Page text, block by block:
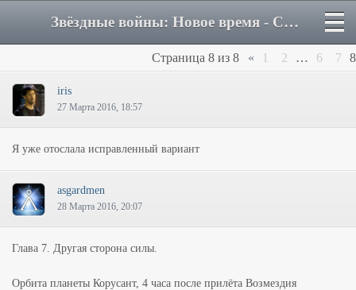
Звёздные войны: Новое время - Страница 8 - Форум
Страница 8 из 8 « 1 2 … 6 7 8
iris
27 Марта 2016, 18:57
Я уже отослала исправленный вариант
asgardmen
28 Марта 2016, 20:07
Глава 7. Другая сторона силы.
Орбита планеты Корусант, 4 часа после прилёта Возмездия